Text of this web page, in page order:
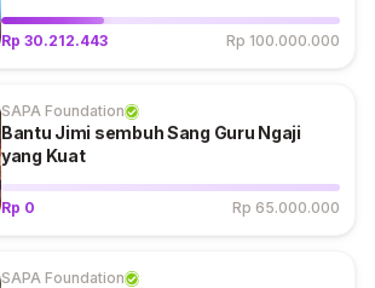
Rp 30.212.443 Rp 100.000.000
SAPA Foundation
Bantu Jimi sembuh Sang Guru Ngaji
yang Kuat
Rp 0 Rp 65.000.000
SAPA Foundation